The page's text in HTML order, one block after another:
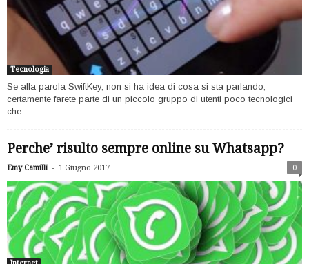
Tecnologia
Se alla parola SwiftKey, non si ha idea di cosa si sta parlando,
certamente farete parte di un piccolo gruppo di utenti poco tecnologici
che...
Perche’ risulto sempre online su Whatsapp?
Emy Camilli - 1 Giugno 2017 0